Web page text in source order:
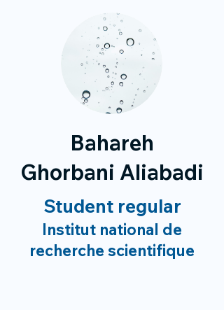
Bahareh
Ghorbani Aliabadi
Student regular
Institut national de
recherche scientifique